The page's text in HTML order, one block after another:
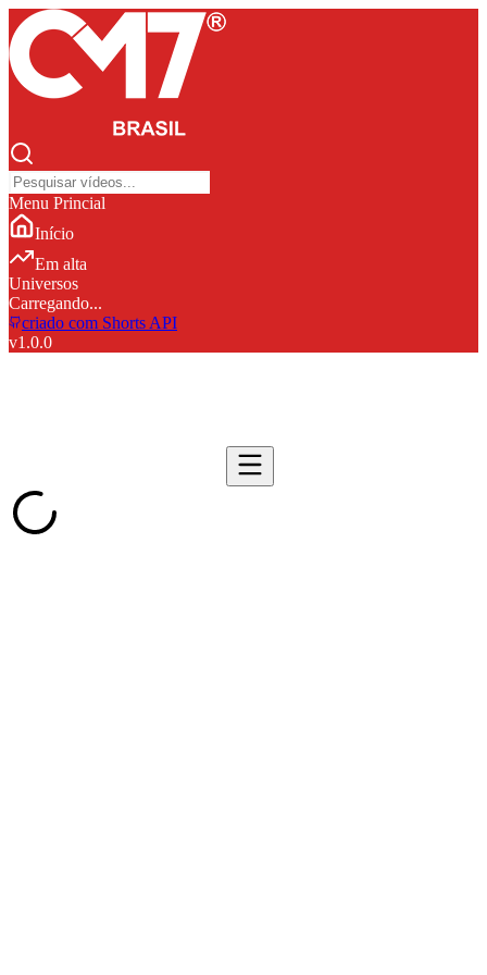
Menu Princial
Início
Em alta
Universos
Carregando...
criado com Shorts API
v1.0.0